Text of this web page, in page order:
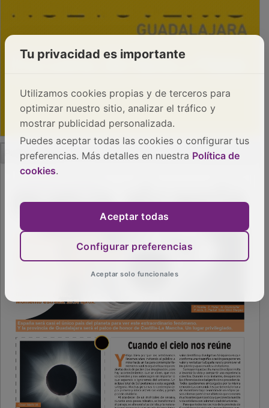
PUBLICIDAD
Tu privacidad es importante
Utilizamos cookies propias y de terceros para
optimizar nuestro sitio, analizar el tráfico y
mostrar publicidad personalizada.
Puedes aceptar todas las cookies o configurar tus
preferencias. Más detalles en nuestra Política de
cookies.
Aceptar todas
Configurar preferencias
Aceptar solo funcionales